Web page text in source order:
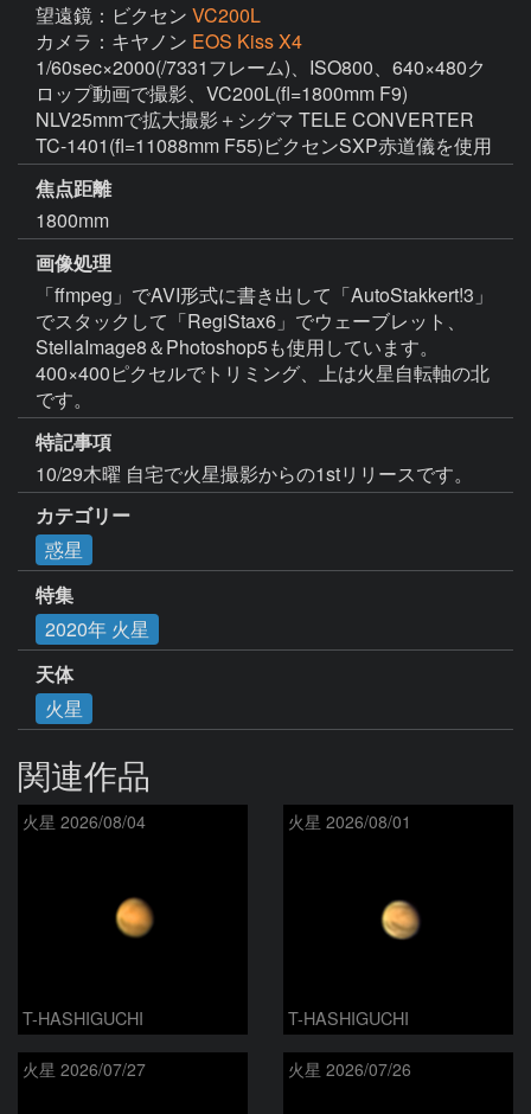
望遠鏡：ビクセン VC200L
カメラ：キヤノン EOS Kiss X4
1/60sec×2000(/7331フレーム)、ISO800、640×480ク
ロップ動画で撮影、VC200L(fl=1800mm F9)
NLV25mmで拡大撮影＋シグマ TELE CONVERTER
TC-1401(fl=11088mm F55)ビクセンSXP赤道儀を使用
焦点距離
1800mm
画像処理
「ffmpeg」でAVI形式に書き出して「AutoStakkert!3」
でスタックして「RegiStax6」でウェーブレット、
StellaImage8＆Photoshop5も使用しています。
400×400ピクセルでトリミング、上は火星自転軸の北
です。
特記事項
10/29木曜 自宅で火星撮影からの1stリリースです。
カテゴリー
惑星
特集
2020年 火星
天体
火星
関連作品
火星 2026/08/04
T-HASHIGUCHI
火星 2026/08/01
T-HASHIGUCHI
火星 2026/07/27 火星 2026/07/26